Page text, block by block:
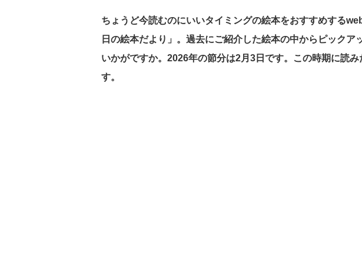
ちょうど今読むのにいいタイミングの絵本をおすすめする
日の絵本だより」。過去にご紹介した絵本の中からピックア
いかがですか。2026年の節分は2月3日です。この時期に読
す。